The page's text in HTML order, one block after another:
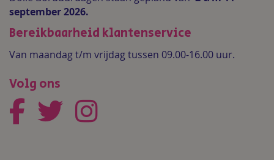
september 2026.
Bereikbaarheid klantenservice
Van maandag t/m vrijdag tussen 09.00-16.00 uur.
Volg ons